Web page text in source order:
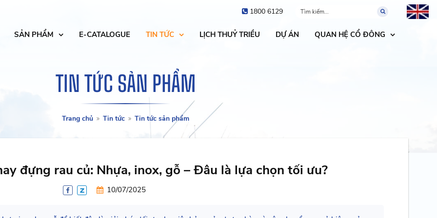
1800 6129
SẢN PHẨM E-CATALOGUE TIN TỨC LỊCH THUỶ TRIỀU DỰ ÁN QUAN HỆ CỔ ĐÔNG
TIN TỨC SẢN PHẨM
Trang chủ Tin tức Tin tức sản phẩm
đựng rau củ: Nhựa, inox, gỗ – Đâu là lựa chọn tối ưu?
10/07/2025